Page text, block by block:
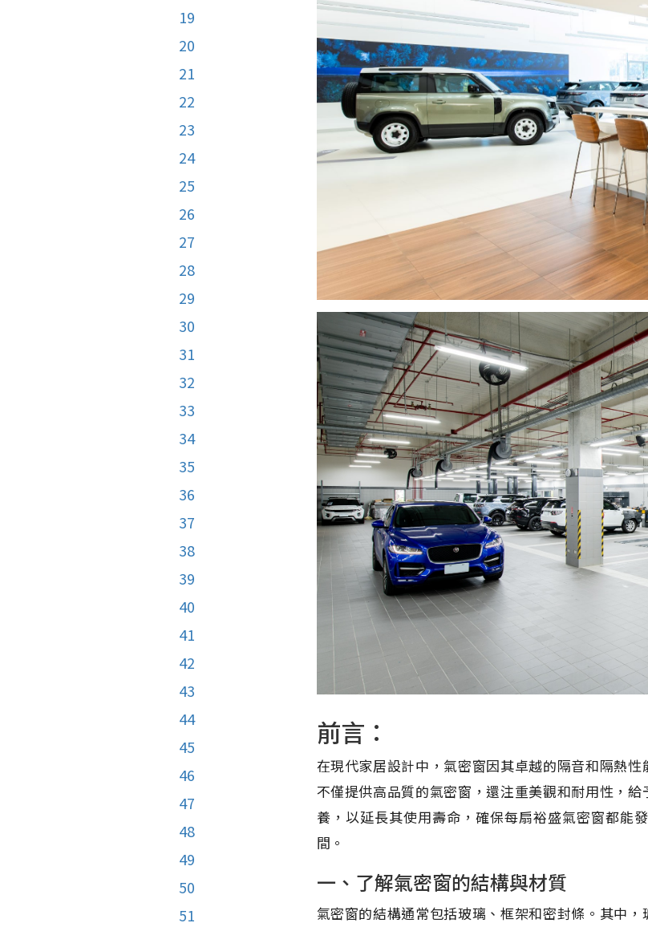
19
20
21
22
23
24
25
26
27
28
29
30
31
32
33
34
35
36
37
38
39
40
41
42
43
44
45
46
47
48
49
50
51
前言：
在現代家居設計中，氣密窗因其卓越的隔音和隔熱
不僅提供高品質的氣密窗，還注重美觀和耐用性，
養，以延長其使用壽命，確保每扇裕盛氣密窗都能
間。
一、了解氣密窗的結構與材質
氣密窗的結構通常包括玻璃、框架和密封條。其中